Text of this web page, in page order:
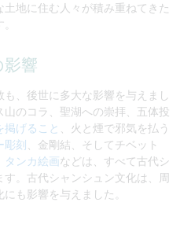
地に住む人々が積み重ねてきた
響
、後世に多大な影響を与えまし
のコラ、聖湖への崇拝、五体投
掲げること
、火と煙で邪気を払う
彫刻 、金剛結、そしてチベット
タンカ絵画などは、すべて古代シ
。古代シャンシュン文化は、周
も影響を与えました。